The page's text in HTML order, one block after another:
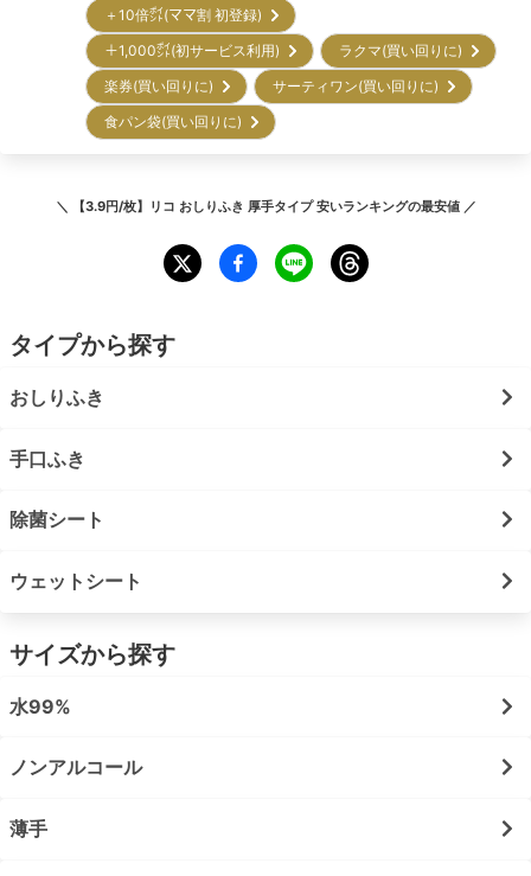
＋10倍㌽(ママ割 初登録)
＋1,000㌽(初サービス利用)
ラクマ(買い回りに)
楽券(買い回りに)
サーティワン(買い回りに)
食パン袋(買い回りに)
＼ 【3.9円/枚】リコ おしりふき 厚手タイプ 安いランキングの最安値 ／
タイプから探す
おしりふき
手口ふき
除菌シート
ウェットシート
サイズから探す
水99%
ノンアルコール
薄手